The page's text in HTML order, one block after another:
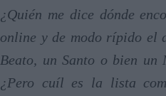
¿Quién me dice dónde
online y de modo rípido el
Beato, un Santo o bien
¿Pero cuíl es la lista